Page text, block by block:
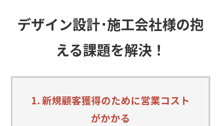
デザイン設計･施工会社様の抱
える課題を解決！
1. 新規顧客獲得のために営業コスト
がかかる